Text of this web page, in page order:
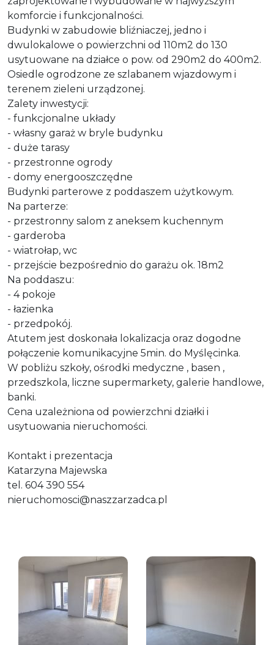
komforcie i funkcjonalności.
Budynki w zabudowie bliźniaczej, jedno i
dwulokalowe o powierzchni od 110m2 do 130
usytuowane na działce o pow. od 290m2 do 400m2.
Osiedle ogrodzone ze szlabanem wjazdowym i
terenem zieleni urządzonej.
Zalety inwestycji:
- funkcjonalne układy
- własny garaż w bryle budynku
- duże tarasy
- przestronne ogrody
- domy energooszczędne
Budynki parterowe z poddaszem użytkowym.
Na parterze:
- przestronny salom z aneksem kuchennym
- garderoba
- wiatrołap, wc
- przejście bezpośrednio do garażu ok. 18m2
Na poddaszu:
- 4 pokoje
- łazienka
- przedpokój.
Atutem jest doskonała lokalizacja oraz dogodne
połączenie komunikacyjne 5min. do Myślęcinka.
W pobliżu szkoły, ośrodki medyczne , basen ,
przedszkola, liczne supermarkety, galerie handlowe,
banki.
Cena uzależniona od powierzchni działki i
usytuowania nieruchomości.
Kontakt i prezentacja
Katarzyna Majewska
tel. 604 390 554
nieruchomosci@naszzarzadca.pl